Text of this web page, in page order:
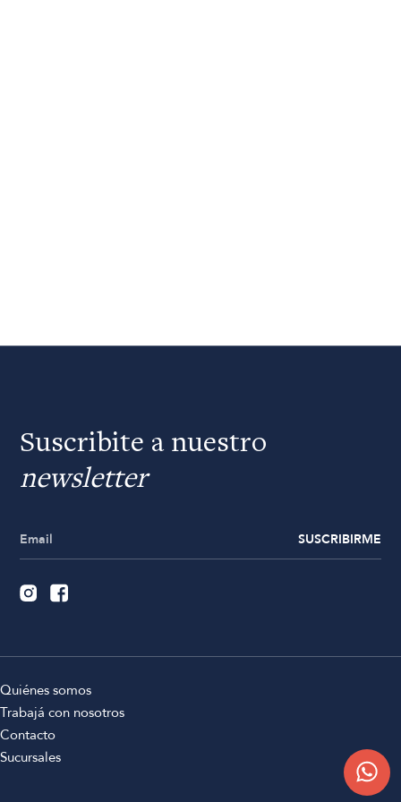
Suscribite a nuestro
newsletter
SUSCRIBIRME
Quiénes somos
Trabajá con nosotros
Contacto
Sucursales